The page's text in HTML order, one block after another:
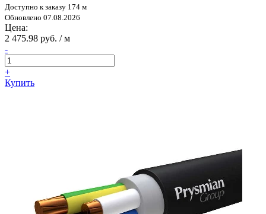
Доступно к заказу 174 м
Обновлено 07.08.2026
Цена:
2 475.98 руб. / м
-
+
Купить